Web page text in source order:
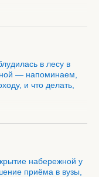
в лесу в
— напоминаем,
и что делать,
набережной у
приёма в вузы,